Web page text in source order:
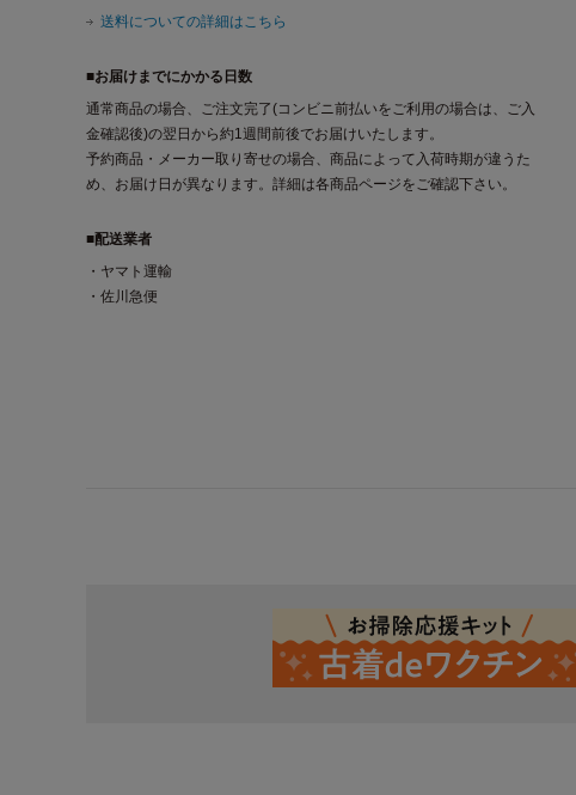
送料についての詳細はこちら
■お届けまでにかかる日数
通常商品の場合、ご注文完了(コンビニ前払いをご利用の場合は、ご入
金確認後)の翌日から約1週間前後でお届けいたします。
予約商品・メーカー取り寄せの場合、商品によって入荷時期が違うた
め、お届け日が異なります。詳細は各商品ページをご確認下さい。
■配送業者
・ヤマト運輸
・佐川急便